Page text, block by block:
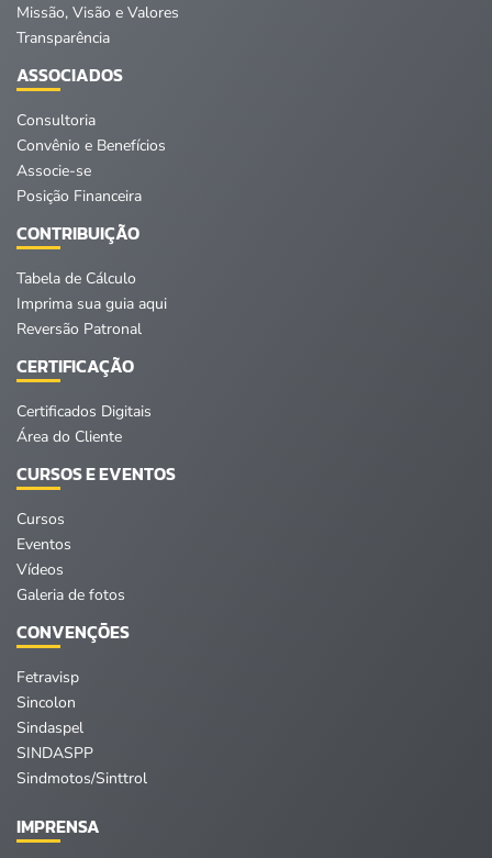
Missão, Visão e Valores
Transparência
ASSOCIADOS
Consultoria
Convênio e Benefícios
Associe-se
Posição Financeira
CONTRIBUIÇÃO
Tabela de Cálculo
Imprima sua guia aqui
Reversão Patronal
CERTIFICAÇÃO
Certificados Digitais
Área do Cliente
CURSOS E EVENTOS
Cursos
Eventos
Vídeos
Galeria de fotos
CONVENÇÕES
Fetravisp
Sincolon
Sindaspel
SINDASPP
Sindmotos/Sinttrol
IMPRENSA